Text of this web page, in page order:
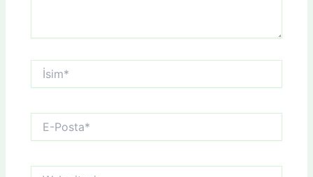
İsim*
Posta*